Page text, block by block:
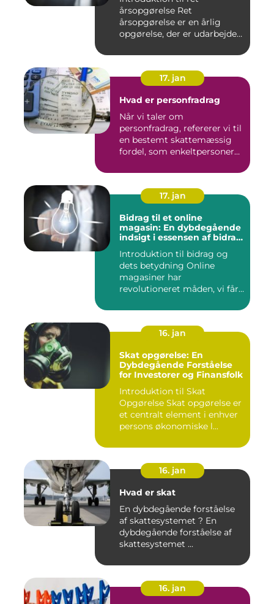
årsopgørelse Ret
årsopgørelse er en årlig
opgørelse, der er udarbejdet
17. jan
Hvad er personfradrag
Når vi taler om
personfradrag, refererer vi til
en bestemt skattemæssig
fordel, som enkeltpersoner
17. jan
Bidrag til et online
magasin: En dybdegående
indsigt i essensen af bidrag
tiden
Introduktion til bidrag og
dets betydning Online
magasiner har
revolutioneret måden, vi får
16. jan
Skat opgørelse: En
Dybdegående Forståelse
for Investorer og Finansfolk
Introduktion til Skat
Opgørelse Skat opgørelse er
et centralt element i enhver
persons økonomiske l...
16. jan
Hvad er skat
En dybdegående forståelse
af skattesystemet ? En
dybdegående forståelse af
skattesystemet ...
16. jan